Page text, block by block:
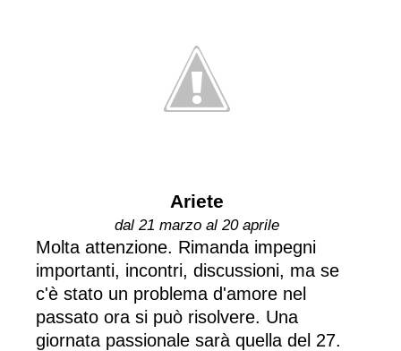
Ariete
dal 21 marzo al 20 aprile
Molta attenzione. Rimanda impegni
importanti, incontri, discussioni, ma se
c'è stato un problema d'amore nel
passato ora si può risolvere. Una
giornata passionale sarà quella del 27.